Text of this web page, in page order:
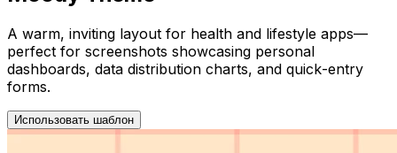
A warm, inviting layout for health and lifestyle apps—
perfect for screenshots showcasing personal
dashboards, data distribution charts, and quick-entry
forms.
Использовать шаблон